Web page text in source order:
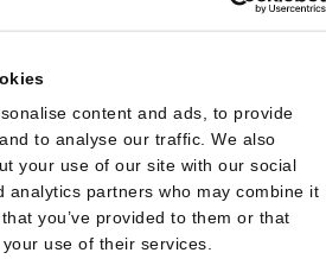
content and ads, to provide
to analyse our traffic. We also
your use of our site with our social
analytics partners who may combine it
you’ve provided to them or that
use of their services.